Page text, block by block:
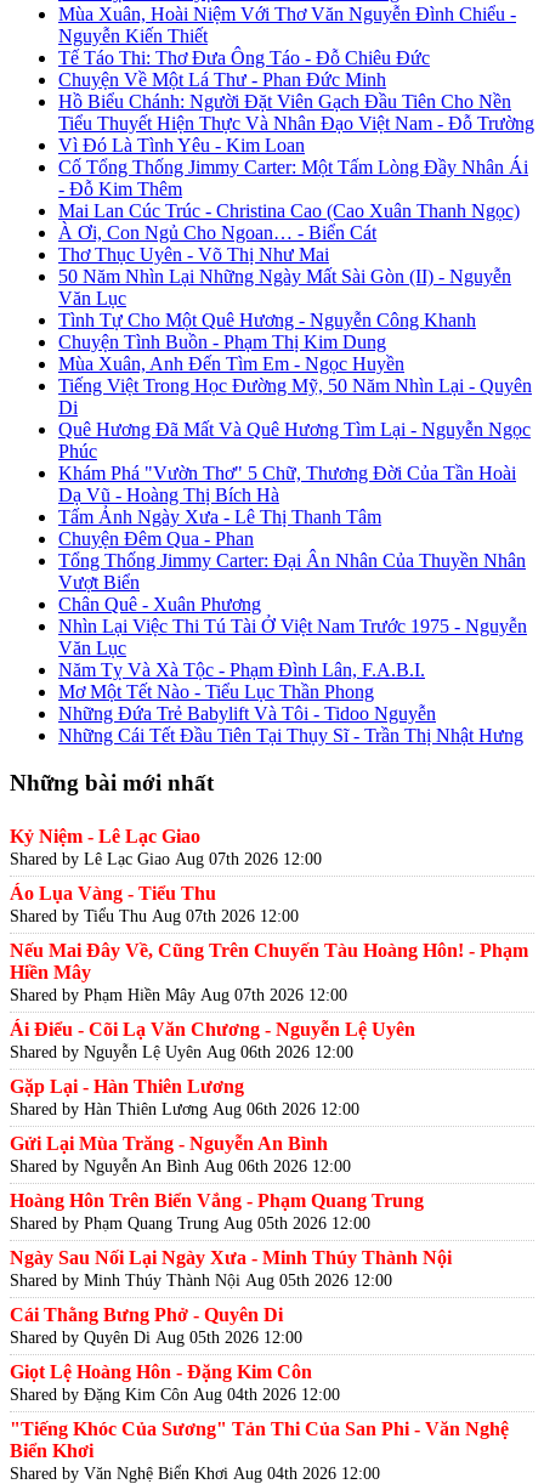
Mùa Xuân, Hoài Niệm Với Thơ Văn Nguyễn Đình Chiểu -
Nguyễn Kiến Thiết
Tế Táo Thi: Thơ Đưa Ông Táo - Đỗ Chiêu Đức
Chuyện Về Một Lá Thư - Phan Đức Minh
Hồ Biểu Chánh: Người Đặt Viên Gạch Đầu Tiên Cho Nền
Tiểu Thuyết Hiện Thực Và Nhân Đạo Việt Nam - Đỗ Trường
Vì Đó Là Tình Yêu - Kim Loan
Cố Tổng Thống Jimmy Carter: Một Tấm Lòng Đầy Nhân Ái
- Đỗ Kim Thêm
Mai Lan Cúc Trúc - Christina Cao (Cao Xuân Thanh Ngọc)
À Ơi, Con Ngủ Cho Ngoan… - Biển Cát
Thơ Thục Uyên - Võ Thị Như Mai
50 Năm Nhìn Lại Những Ngày Mất Sài Gòn (II) - Nguyễn
Văn Lục
Tình Tự Cho Một Quê Hương - Nguyễn Công Khanh
Chuyện Tình Buồn - Phạm Thị Kim Dung
Mùa Xuân, Anh Đến Tìm Em - Ngọc Huyền
Tiếng Việt Trong Học Đường Mỹ, 50 Năm Nhìn Lại - Quyên
Di
Quê Hương Đã Mất Và Quê Hương Tìm Lại - Nguyễn Ngọc
Phúc
Khám Phá "Vườn Thơ" 5 Chữ, Thương Đời Của Tần Hoài
Dạ Vũ - Hoàng Thị Bích Hà
Tấm Ảnh Ngày Xưa - Lê Thị Thanh Tâm
Chuyện Đêm Qua - Phan
Tổng Thống Jimmy Carter: Đại Ân Nhân Của Thuyền Nhân
Vượt Biển
Chân Quê - Xuân Phương
Nhìn Lại Việc Thi Tú Tài Ở Việt Nam Trước 1975 - Nguyễn
Văn Lục
Năm Tỵ Và Xà Tộc - Phạm Đình Lân, F.A.B.I.
Mơ Một Tết Nào - Tiểu Lục Thần Phong
Những Đứa Trẻ Babylift Và Tôi - Tidoo Nguyễn
Những Cái Tết Đầu Tiên Tại Thụy Sĩ - Trần Thị Nhật Hưng
Những bài mới nhất
Kỷ Niệm - Lê Lạc Giao
Shared by Lê Lạc Giao Aug 07th 2026 12:00
Áo Lụa Vàng - Tiểu Thu
Shared by Tiểu Thu Aug 07th 2026 12:00
Nếu Mai Đây Về, Cũng Trên Chuyến Tàu Hoàng Hôn! - Phạm
Hiền Mây
Shared by Phạm Hiền Mây Aug 07th 2026 12:00
Ái Điểu - Cõi Lạ Văn Chương - Nguyễn Lệ Uyên
Shared by Nguyễn Lệ Uyên Aug 06th 2026 12:00
Gặp Lại - Hàn Thiên Lương
Shared by Hàn Thiên Lương Aug 06th 2026 12:00
Gửi Lại Mùa Trăng - Nguyễn An Bình
Shared by Nguyễn An Bình Aug 06th 2026 12:00
Hoàng Hôn Trên Biển Vắng - Phạm Quang Trung
Shared by Phạm Quang Trung Aug 05th 2026 12:00
Ngày Sau Nối Lại Ngày Xưa - Minh Thúy Thành Nội
Shared by Minh Thúy Thành Nội Aug 05th 2026 12:00
Cái Thằng Bưng Phở - Quyên Di
Shared by Quyên Di Aug 05th 2026 12:00
Giọt Lệ Hoàng Hôn - Đặng Kim Côn
Shared by Đặng Kim Côn Aug 04th 2026 12:00
"Tiếng Khóc Của Sương" Tản Thi Của San Phi - Văn Nghệ
Biển Khơi
Shared by Văn Nghệ Biển Khơi Aug 04th 2026 12:00